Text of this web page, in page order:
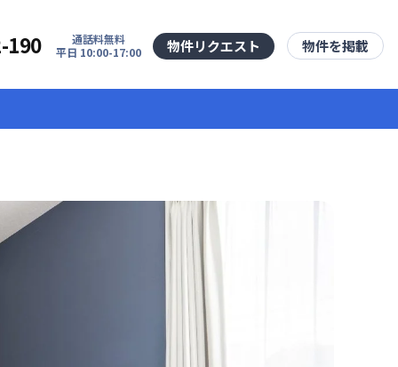
190
通話料無料
平日 10:00-17:00
物件リクエスト 物件を掲載